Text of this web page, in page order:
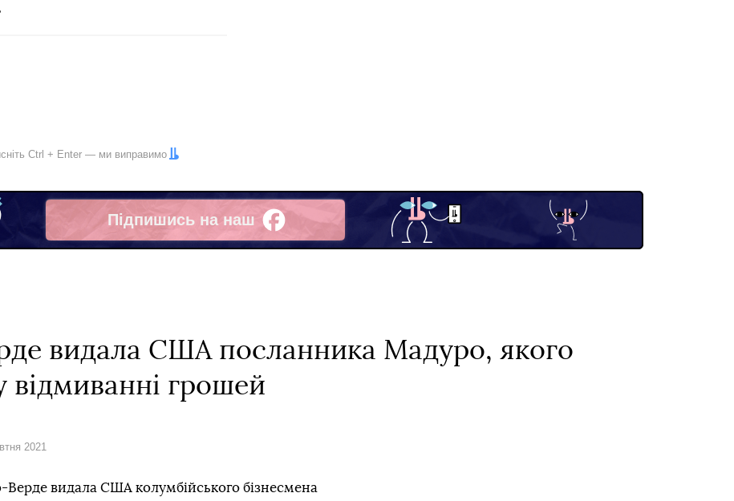
Ctrl + Enter — ми виправимо
Підпишись на наш
Facebook
видала США посланника Мадуро, якого
відмиванні грошей
2021
Верде видала США колумбійського бізнесмена